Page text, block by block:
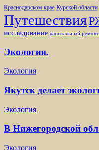
Краснодарском крае Курской области
Путешествия
исследование капитальный ремонт
Экология.
Экология
Якутск делает
Экология
В Нижегородской
Экология